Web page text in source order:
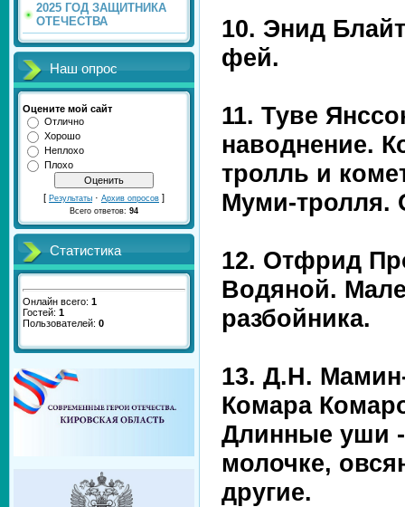
2025 ГОД ЗАЩИТНИКА
ОТЕЧЕСТВА
Наш опрос
Оцените мой сайт
Отлично
Хорошо
Неплохо
Плохо
[ Результаты · Архив опросов ]
Всего ответов: 94
Статистика
Онлайн всего: 1
Гостей: 1
Пользователей: 0
10. Энид
фей.
11. Туве
наводнение.
тролль и
Муми-тролля.
12. Отфрид
Водяной.
разбойника.
13. Д.Н.
Комара
Длинные уши -
молочке,
другие.